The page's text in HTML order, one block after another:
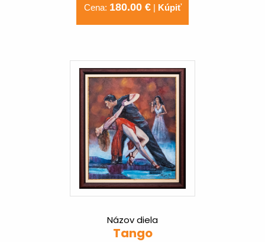
Cena: 180.00 €| Kúpiť
Názov diela
Tango